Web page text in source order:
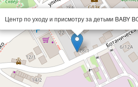
Центр по уходу и присмотру за детьми BABY